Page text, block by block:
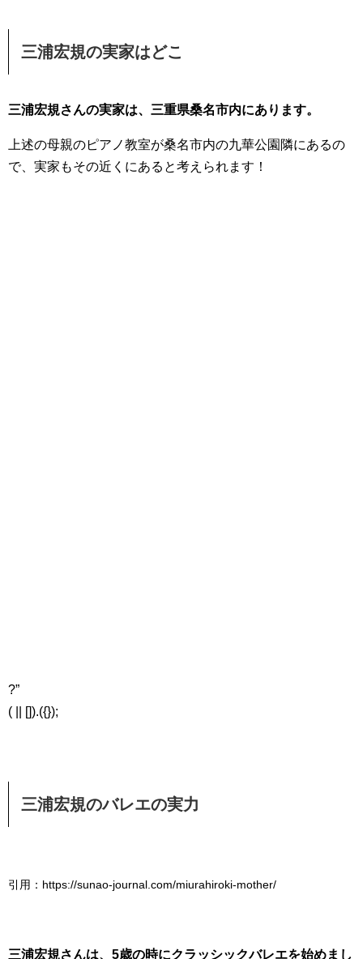
三浦宏規の実家はどこ
三浦宏規さんの実家は、三重県桑名市内にあります。
上述の母親のピアノ教室が桑名市内の九華公園隣にあるの
で、実家もその近くにあると考えられます！
?”
( || []).({});
三浦宏規のバレエの実力
引用：https://sunao-journal.com/miurahiroki-mother/
三浦宏規さんは、5歳の時にクラッシックバレエを始めまし